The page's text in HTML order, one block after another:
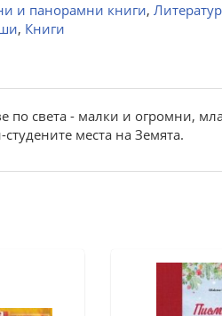
и панорамни книги,
, Книги
по света - малки и огромни,
места на Земята.